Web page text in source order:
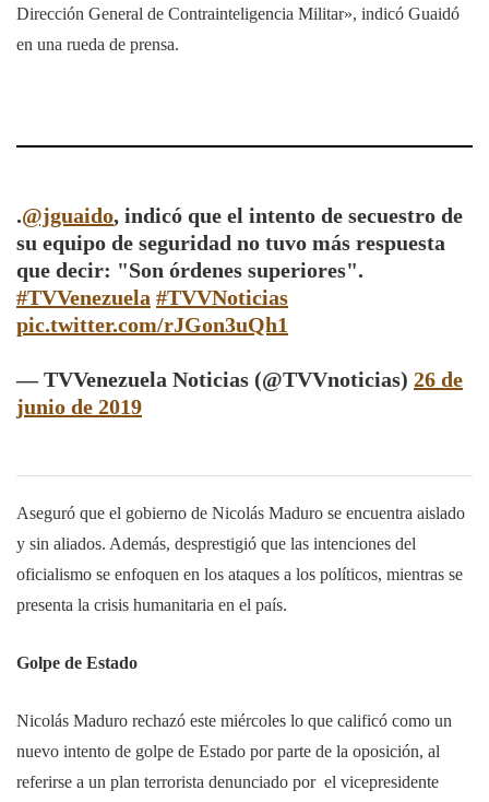
Dirección General de Contrainteligencia Militar», indicó Guaidó
en una rueda de prensa.
.@jguaido, indicó que el intento de secuestro de
su equipo de seguridad no tuvo más respuesta
que decir: "Son órdenes superiores".
#TVVenezuela #TVVNoticias
pic.twitter.com/rJGon3uQh1
— TVVenezuela Noticias (@TVVnoticias) 26 de
junio de 2019
Aseguró que el gobierno de Nicolás Maduro se encuentra aislado
y sin aliados. Además, desprestigió que las intenciones del
oficialismo se enfoquen en los ataques a los políticos, mientras se
presenta la crisis humanitaria en el país.
Golpe de Estado
Nicolás Maduro rechazó este miércoles lo que calificó como un
nuevo intento de golpe de Estado por parte de la oposición, al
referirse a un plan terrorista denunciado por el vicepresidente